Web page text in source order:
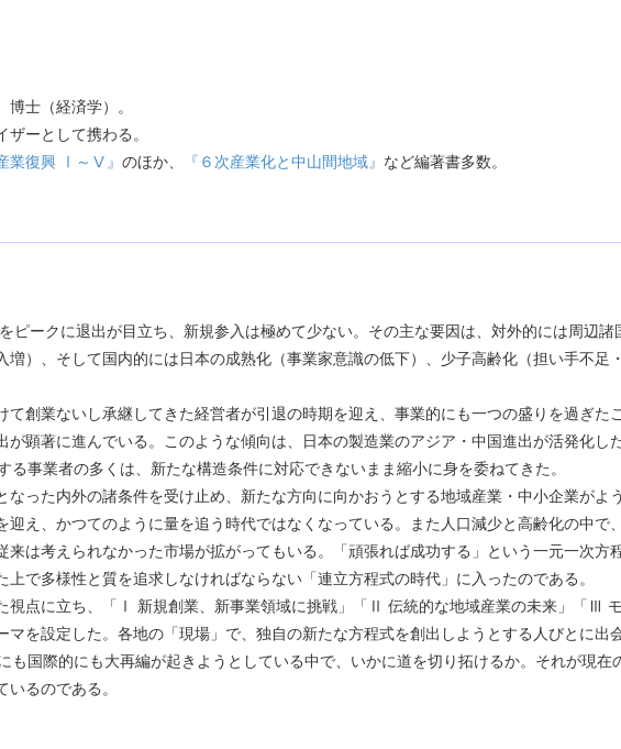
士（経済学）。
ーとして携わる。
業復興 Ⅰ～Ⅴ』 のほか、 『６次産業化と中山間地域』 など編著書多数。
ークに退出が目立ち、新規参入は極めて少ない。その主な要因は、対外的には周辺諸
）、そして国内的には日本の成熟化（事業家意識の低下）、少子高齢化（担い手不足・
創業ないし承継してきた経営者が引退の時期を迎え、事業的にも一つの盛りを過ぎたこ
が顕著に進んでいる。このような傾向は、日本の製造業のアジア・中国進出が活発化し
事業者の多くは、新たな構造条件に対応できないまま縮小に身を委ねてきた。
った内外の諸条件を受け止め、新たな方向に向かおうとする地域産業・中小企業がよう
え、かつてのように量を追う時代ではなくなっている。また人口減少と高齢化の中で、
来は考えられなかった市場が拡がってもいる。「頑張れば成功する」という一元一次方
で多様性と質を追求しなければならない「連立方程式の時代」に入ったのである。
視点に立ち、「Ⅰ 新規創業、新事業領域に挑戦」「Ⅱ 伝統的な地域産業の未来」「Ⅲ モ
マを設定した。各地の「現場」で、独自の新たな方程式を創出しようとする人びとに出
も国際的にも大再編が起きようとしている中で、いかに道を切り拓けるか。それが現在
るのである。